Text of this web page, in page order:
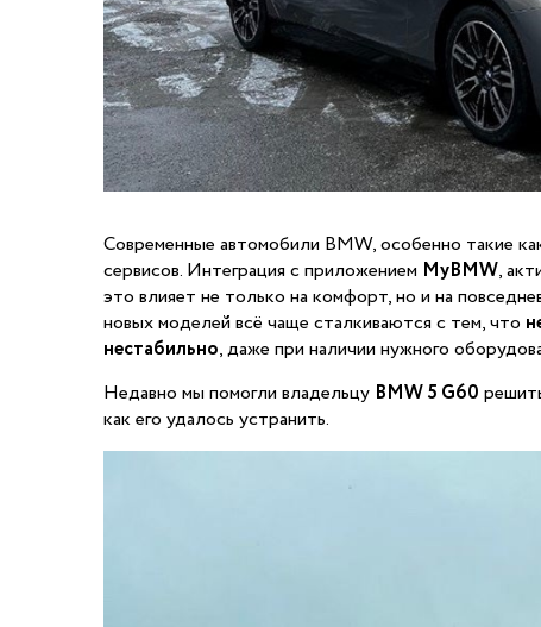
Современные автомобили BMW, особенно такие
сервисов. Интеграция с приложением MyBMW,
это влияет не только на комфорт, но и на
новых моделей всё чаще сталкиваются с тем, что
нестабильно, даже при наличии нужного
Недавно мы помогли владельцу BMW 5 G60
как его удалось устранить.